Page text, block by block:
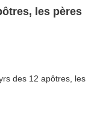
les pères